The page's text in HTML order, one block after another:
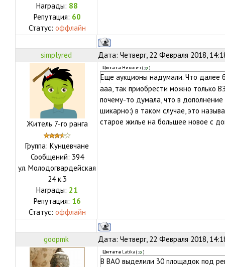
Награды: 88
Репутация: 60
Статус: оффлайн
simplyred Дата: Четверг, 22 Февраля 2018,
Житель 7-го ранга
Группа: Кунцевчане
Сообщений: 394
ул. Молодогвардейская
24 к.3
Награды: 21
Репутация: 16
Статус: оффлайн
Цитата Никитич ( )
Еще аукционы надумали. Что далее
ааа, так приобрести можно только
почему-то думала, что в
шикарно:) в таком случае, это
старое жилье на большее новое с
goopmk Дата: Четверг, 22 Февраля 2018,
Цитата Latika( )
В ВАО выделили 30 площадок под